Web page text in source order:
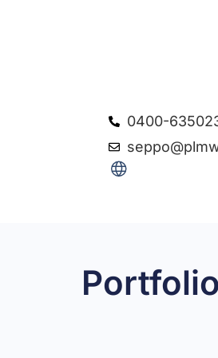
0400-
PLMW-esite